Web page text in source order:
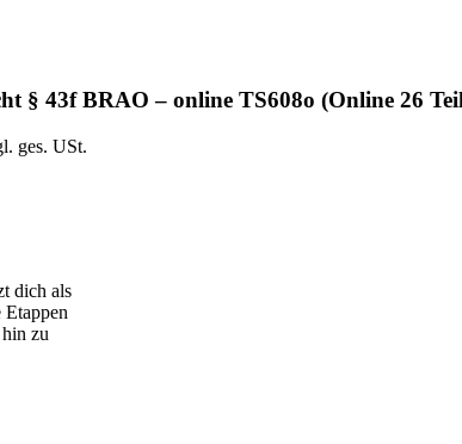
§ 43f BRAO – online TS608o (Online 26
ges. USt.
dich als
Etappen
zu